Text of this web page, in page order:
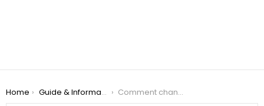
You are here:
Home Guide & Informations Comment changer de compte administrateur ?